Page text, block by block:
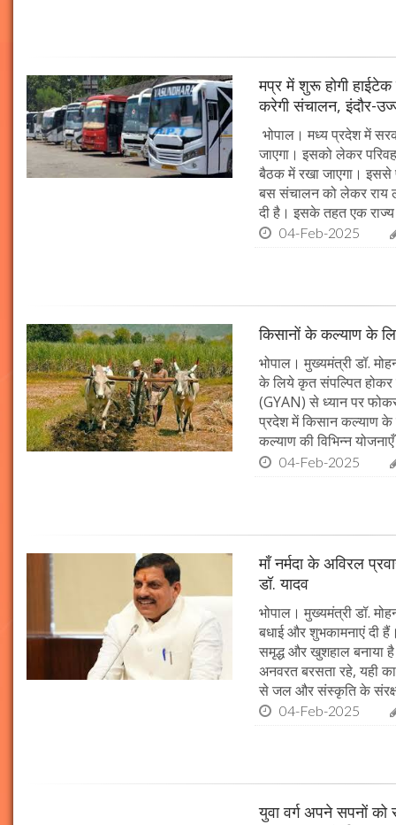
मप्र में शुरू होगी
करेगी संचालन, इंदौर-
भोपाल। मध्य प्रदेश में
जाएगा। इसको लेकर
बैठक में रखा जाएगा। इससे
बस संचालन को लेकर राय
दी है। इसके तहत एक
04-Feb-2025
किसानों के कल्याण के
भोपाल। मुख्यमंत्री डॉ.
के लिये कृत संपल्पित होकर
(GYAN) से ध्यान पर
प्रदेश में किसान कल्याण के
कल्याण की विभिन्न
04-Feb-2025
माँ नर्मदा के अविरल
डॉ. यादव
भोपाल। मुख्यमंत्री डॉ.
बधाई और शुभकामनाएं दी
समृद्ध और खुशहाल बनाया
अनवरत बरसता रहे, यही
से जल और संस्कृति के
04-Feb-2025
युवा वर्ग अपने सपनों